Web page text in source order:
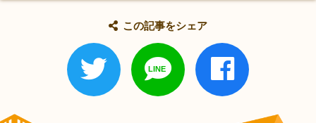
この記事をシェア